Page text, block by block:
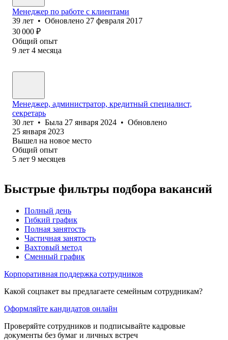
Менеджер по работе с клиентами
39 лет • Обновлено 27 февраля 2017
30 000 ₽
Общий опыт
9 лет 4 месяца
Менеджер, администратор, кредитный специалист,
секретарь
30 лет • Была 27 января 2024 • Обновлено
25 января 2023
Вышел на новое место
Общий опыт
5 лет 9 месяцев
Быстрые фильтры подбора вакансий
Полный день
Гибкий график
Полная занятость
Частичная занятость
Вахтовый метод
Сменный график
Корпоративная поддержка сотрудников
Какой соцпакет вы предлагаете семейным сотрудникам?
Оформляйте кандидатов онлайн
Проверяйте сотрудников и подписывайте кадровые
документы без бумаг и личных встреч